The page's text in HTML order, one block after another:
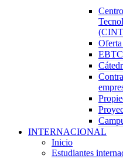
INTERNACIONAL
Inicio
Estudiantes